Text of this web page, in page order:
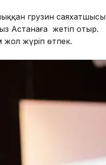
грузин саяхатшысы
Астанаға жетіп отыр.
жүріп өтпек.